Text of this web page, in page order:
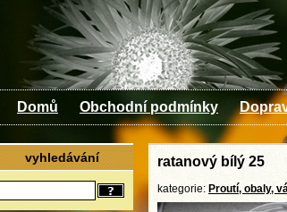
Domů Obchodní podmínky
vyhledávání ratanový bílý 25
kategorie: Proutí, obaly,